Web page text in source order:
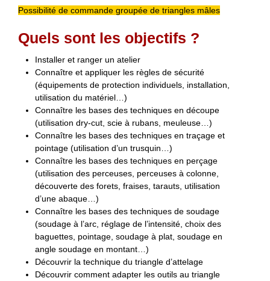
Possibilité de commande groupée de triangles mâles
Quels sont les objectifs ?
Installer et ranger un atelier
Connaître et appliquer les règles de sécurité
(équipements de protection individuels, installation,
utilisation du matériel…)
Connaître les bases des techniques en découpe
(utilisation dry-cut, scie à rubans, meuleuse…)
Connaître les bases des techniques en traçage et
pointage (utilisation d’un trusquin…)
Connaître les bases des techniques en perçage
(utilisation des perceuses, perceuses à colonne,
découverte des forets, fraises, tarauts, utilisation
d’une abaque…)
Connaître les bases des techniques de soudage
(soudage à l’arc, réglage de l’intensité, choix des
baguettes, pointage, soudage à plat, soudage en
angle soudage en montant…)
Découvrir la technique du triangle d’attelage
Découvrir comment adapter les outils au triangle